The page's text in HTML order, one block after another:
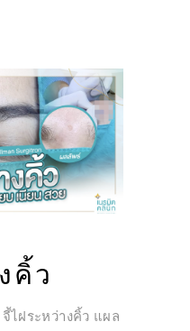
คิ้ว
ไฝระหว่างคิ้ว แผล